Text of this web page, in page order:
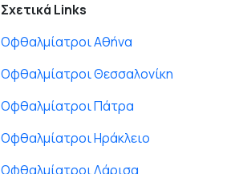
Σχετικά Links
Οφθαλμίατροι Αθήνα
Οφθαλμίατροι Θεσσαλονίκη
Οφθαλμίατροι Πάτρα
Οφθαλμίατροι Ηράκλειο
Οφθαλμίατροι Λάρισα